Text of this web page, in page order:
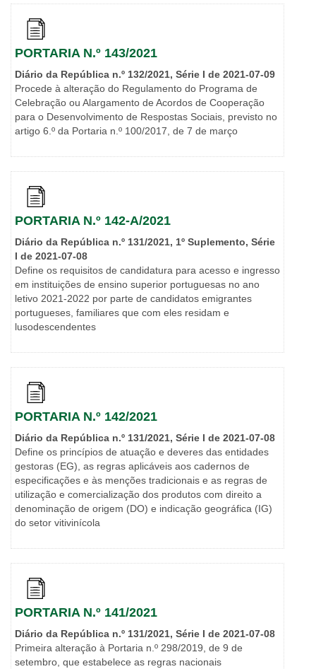
PORTARIA N.º 143/2021
Diário da República n.º 132/2021, Série I de 2021-07-09
Procede à alteração do Regulamento do Programa de
Celebração ou Alargamento de Acordos de Cooperação
para o Desenvolvimento de Respostas Sociais, previsto no
artigo 6.º da Portaria n.º 100/2017, de 7 de março
PORTARIA N.º 142-A/2021
Diário da República n.º 131/2021, 1º Suplemento, Série
I de 2021-07-08
Define os requisitos de candidatura para acesso e ingresso
em instituições de ensino superior portuguesas no ano
letivo 2021-2022 por parte de candidatos emigrantes
portugueses, familiares que com eles residam e
lusodescendentes
PORTARIA N.º 142/2021
Diário da República n.º 131/2021, Série I de 2021-07-08
Define os princípios de atuação e deveres das entidades
gestoras (EG), as regras aplicáveis aos cadernos de
especificações e às menções tradicionais e as regras de
utilização e comercialização dos produtos com direito a
denominação de origem (DO) e indicação geográfica (IG)
do setor vitivinícola
PORTARIA N.º 141/2021
Diário da República n.º 131/2021, Série I de 2021-07-08
Primeira alteração à Portaria n.º 298/2019, de 9 de
setembro, que estabelece as regras nacionais